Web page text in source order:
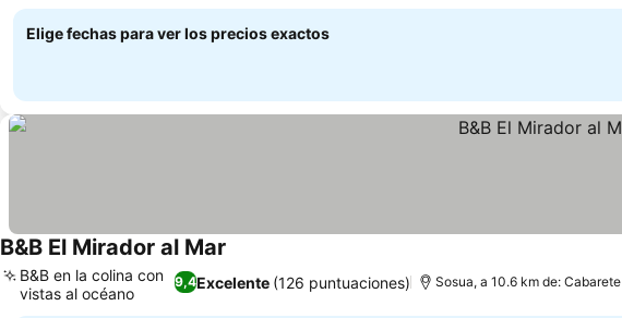
Elige fechas para ver los precios exactos
B&B El Mirador al Mar
9,4Excelente (126 puntuaciones)
B&B en la colina con
vistas al océano
Sosua, a 10.6 km de: Cabarete